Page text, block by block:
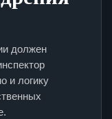
должен
и логику